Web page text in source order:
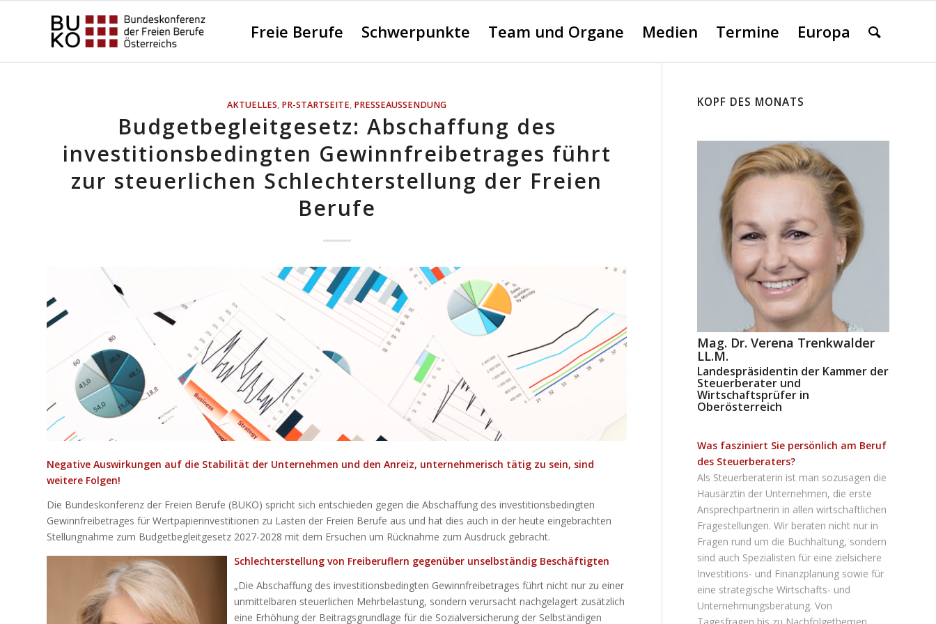
Freie Berufe Schwerpunkte Team und Organe Medien Termine Europa
AKTUELLES, PR-STARTSEITE, PRESSEAUSSENDUNG
Budgetbegleitgesetz: Abschaffung des
investitionsbedingten Gewinnfreibetrages führt
zur steuerlichen Schlechterstellung der Freien
Berufe
Negative Auswirkungen auf die Stabilität der Unternehmen und den Anreiz, unternehmerisch tätig zu sein, sind
weitere Folgen!
Die Bundeskonferenz der Freien Berufe (BUKO) spricht sich entschieden gegen die Abschaffung des investitionsbedingten
Gewinnfreibetrages für Wertpapierinvestitionen zu Lasten der Freien Berufe aus und hat dies auch in der heute eingebrachten
Stellungnahme zum Budgetbegleitgesetz 2027-2028 mit dem Ersuchen um Rücknahme zum Ausdruck gebracht.
Schlechterstellung von Freiberuflern gegenüber unselbständig Beschäftigten
„Die Abschaffung des investitionsbedingten Gewinnfreibetrages führt nicht nur zu einer
unmittelbaren steuerlichen Mehrbelastung, sondern verursacht nachgelagert zusätzlich
eine Erhöhung der Beitragsgrundlage für die Sozialversicherung der Selbständigen
KOPF DES MONATS
Mag. Dr. Verena Trenkwalder
LL.M.
Landespräsidentin der Kammer der
Steuerberater und
Wirtschaftsprüfer in
Oberösterreich
Was fasziniert Sie persönlich am Beruf
des Steuerberaters?
Als Steuerberaterin ist man sozusagen die
Hausärztin der Unternehmen, die erste
Ansprechpartnerin in allen wirtschaftlichen
Fragestellungen. Wir beraten nicht nur in
Fragen rund um die Buchhaltung, sondern
sind auch Spezialisten für eine zielsichere
Investitions- und Finanzplanung sowie für
eine strategische Wirtschafts- und
Unternehmungsberatung. Von